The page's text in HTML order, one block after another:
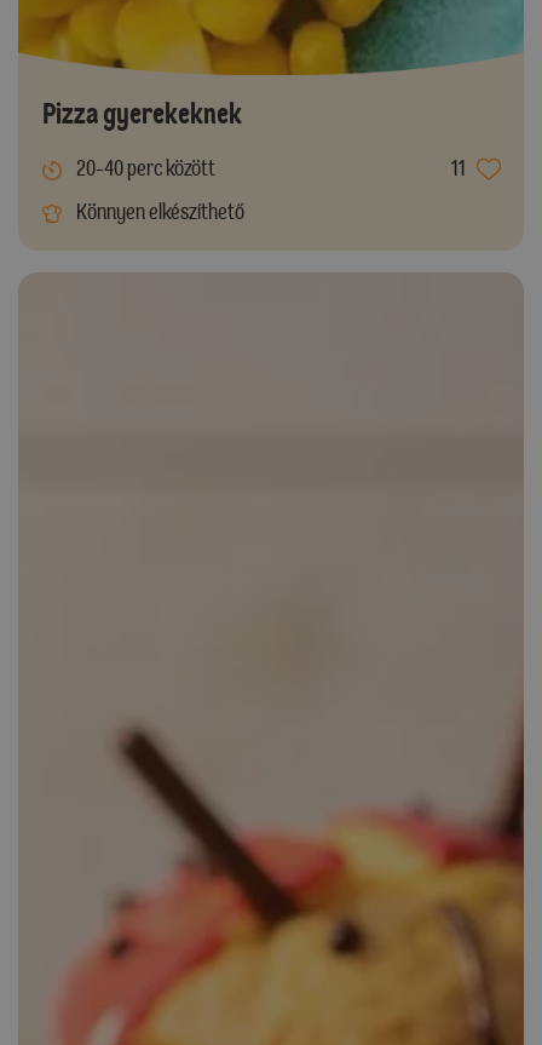
Pizza gyerekeknek
20-40 perc között
11
Könnyen elkészíthető